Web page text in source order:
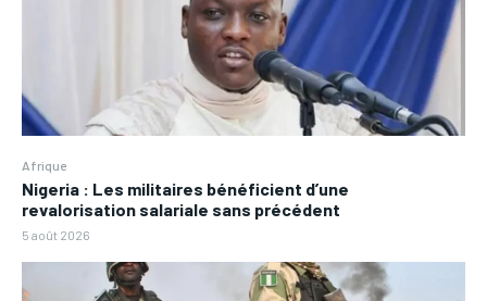
Afrique
Nigeria : Les militaires bénéficient d’une
revalorisation salariale sans précédent
5 août 2026